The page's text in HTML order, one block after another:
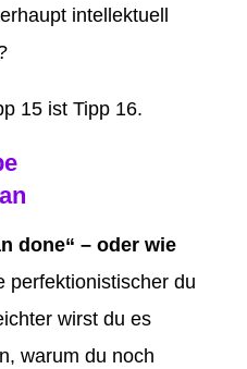
intellektuell
15 ist Tipp 16.
done“ – oder wie
perfektionistischer du
wirst du es
warum du noch